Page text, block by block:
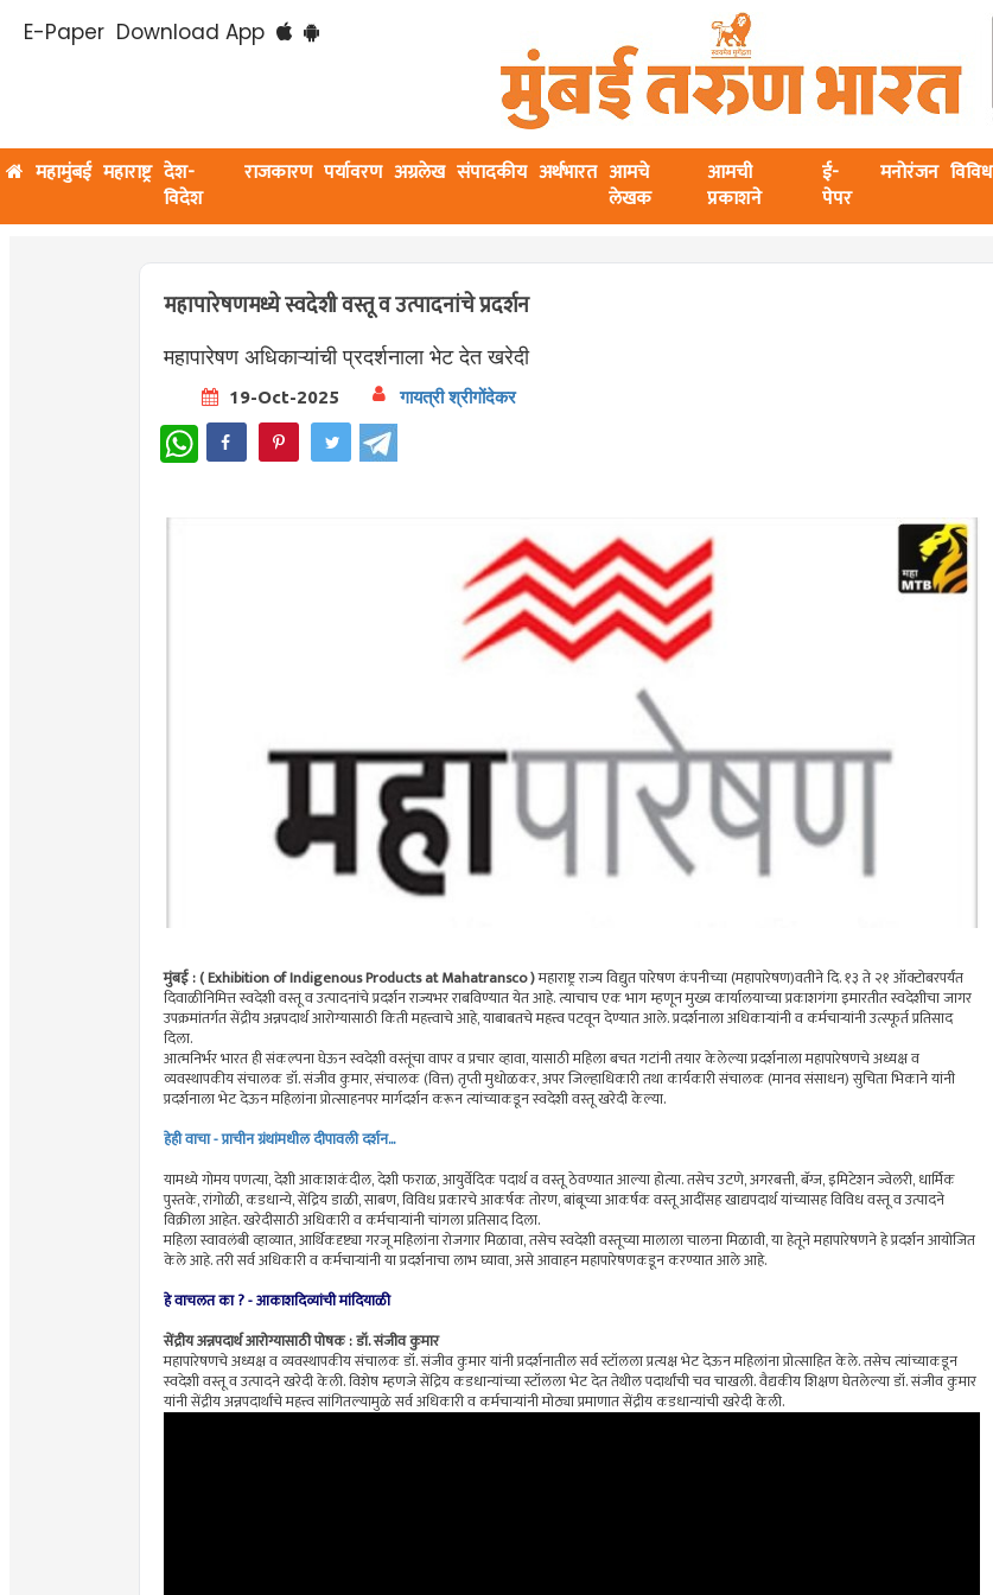
E-Paper Download App
महामुंबई महाराष्ट्र देश-
विदेश
राजकारण पर्यावरण अग्रलेख संपादकीय अर्थभारत आमचे
लेखक
आमची
प्रकाशने
ई-
पेपर
मनोरंजन विविध
महापारेषणमध्ये स्वदेशी वस्तू व उत्पादनांचे प्रदर्शन
महापारेषण अधिकाऱ्यांची प्रदर्शनाला भेट देत खरेदी
19-Oct-2025 गायत्री श्रीगोंदेकर
WhatsApp
मुंबई : ( Exhibition of Indigenous Products at Mahatransco )महाराष्ट्र राज्य विद्युत पारेषण कंपनीच्या (महापारेषण)वतीने दि. १३ ते २१ ऑक्टोबरपर्यंत
दिवाळीनिमित्त स्वदेशी वस्तू व उत्पादनांचे प्रदर्शन राज्यभर राबविण्यात येत आहे. त्याचाच एक भाग म्हणून मुख्य कार्यालयाच्या प्रकाशगंगा इमारतीत स्वदेशीचा जागर
उपक्रमांतर्गत सेंद्रीय अन्नपदार्थ आरोग्यासाठी किती महत्त्वाचे आहे, याबाबतचे महत्त्व पटवून देण्यात आले. प्रदर्शनाला अधिकाऱ्यांनी व कर्मचाऱ्यांनी उत्स्फूर्त प्रतिसाद
दिला.
आत्मनिर्भर भारत ही संकल्पना घेऊन स्वदेशी वस्तूंचा वापर व प्रचार व्हावा, यासाठी महिला बचत गटांनी तयार केलेल्या प्रदर्शनाला महापारेषणचे अध्यक्ष व
व्यवस्थापकीय संचालक डॉ. संजीव कुमार, संचालक (वित्त) तृप्ती मुधोळकर, अपर जिल्हाधिकारी तथा कार्यकारी संचालक (मानव संसाधन) सुचिता भिकाने यांनी
प्रदर्शनाला भेट देऊन महिलांना प्रोत्साहनपर मार्गदर्शन करून त्यांच्याकडून स्वदेशी वस्तू खरेदी केल्या.
हेही वाचा - प्राचीन ग्रंथांमधील दीपावली दर्शन...
यामध्ये गोमय पणत्या, देशी आकाशकंदील, देशी फराळ, आयुर्वेदिक पदार्थ व वस्तू ठेवण्यात आल्या होत्या. तसेच उटणे, अगरबत्ती, बॅग्ज, इमिटेशन ज्वेलरी, धार्मिक
पुस्तके, रांगोळी, कडधान्ये, सेंद्रिय डाळी, साबण, विविध प्रकारचे आकर्षक तोरण, बांबूच्या आकर्षक वस्तू आदींसह खाद्यपदार्थ यांच्यासह विविध वस्तू व उत्पादने
विक्रीला आहेत. खरेदीसाठी अधिकारी व कर्मचाऱ्यांनी चांगला प्रतिसाद दिला.
महिला स्वावलंबी व्हाव्यात, आर्थिकदृष्ट्या गरजू महिलांना रोजगार मिळावा, तसेच स्वदेशी वस्तूच्या मालाला चालना मिळावी, या हेतूने महापारेषणने हे प्रदर्शन आयोजित
केले आहे. तरी सर्व अधिकारी व कर्मचाऱ्यांनी या प्रदर्शनाचा लाभ घ्यावा, असे आवाहन महापारेषणकडून करण्यात आले आहे.
हे वाचलत का ? -आकाशदिव्यांची मांदियाळी
सेंद्रीय अन्नपदार्थ आरोग्यासाठी पोषक : डॉ. संजीव कुमार
महापारेषणचे अध्यक्ष व व्यवस्थापकीय संचालक डॉ. संजीव कुमार यांनी प्रदर्शनातील सर्व स्टॉलला प्रत्यक्ष भेट देऊन महिलांना प्रोत्साहित केले. तसेच त्यांच्याकडून
स्वदेशी वस्तू व उत्पादने खरेदी केली. विशेष म्हणजे सेंद्रिय कडधान्यांच्या स्टॉलला भेट देत तेथील पदार्थांची चव चाखली. वैद्यकीय शिक्षण घेतलेल्या डॉ. संजीव कुमार
यांनी सेंद्रीय अन्नपदार्थांचे महत्त्व सांगितल्यामुळे सर्व अधिकारी व कर्मचाऱ्यांनी मोठ्या प्रमाणात सेंद्रीय कडधान्यांची खरेदी केली.